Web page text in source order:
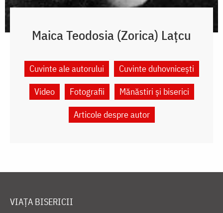
Maica Teodosia (Zorica) Lațcu
Cuvinte ale autorului
Cuvinte duhovnicești
Video
Fotografii
Mănăstiri și biserici
Articole despre autor
VIAȚA BISERICII